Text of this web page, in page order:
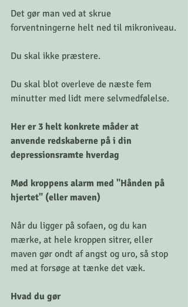
Det gør man ved at skrue
forventningerne helt ned til mikroniveau.
Du skal ikke præstere.
Du skal blot overleve de næste fem
minutter med lidt mere selvmedfølelse.
Her er 3 helt konkrete måder at
anvende redskaberne på i din
depressionsramte hverdag
Mød kroppens alarm med "Hånden på
hjertet" (eller maven)
Når du ligger på sofaen, og du kan
mærke, at hele kroppen sitrer, eller
maven gør ondt af angst og uro, så stop
med at forsøge at tænke det væk.
Hvad du gør